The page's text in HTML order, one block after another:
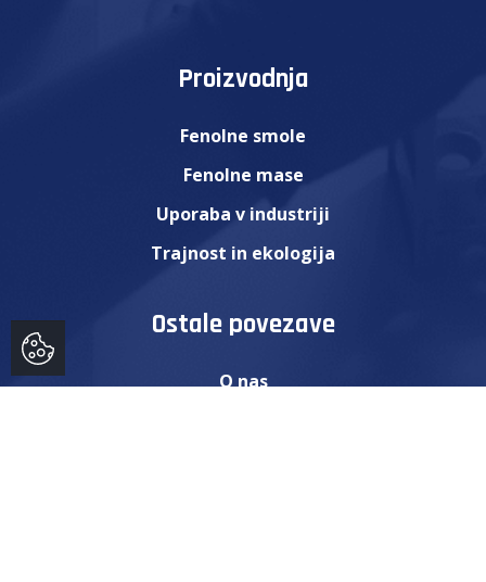
Proizvodnja
Fenolne smole
Fenolne mase
Uporaba v industriji
Trajnost in ekologija
Ostale povezave
O nas